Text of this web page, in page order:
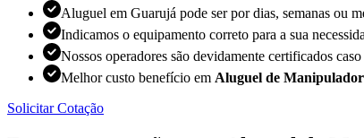
Aluguel em Guarujá pode ser por dias, semanas ou
Indicamos o equipamento correto para a sua
Nossos operadores são devidamente certificados
Melhor custo benefício em Aluguel de
Solicitar Cotação